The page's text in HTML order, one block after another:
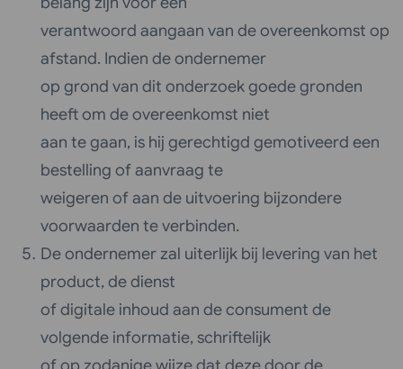
verantwoord aangaan van de overeenkomst op
afstand. Indien de ondernemer
op grond van dit onderzoek goede gronden
heeft om de overeenkomst niet
aan te gaan, is hij gerechtigd gemotiveerd een
bestelling of aanvraag te
weigeren of aan de uitvoering bijzondere
voorwaarden te verbinden.
De ondernemer zal uiterlijk bij levering van het
product, de dienst
of digitale inhoud aan de consument de
volgende informatie, schriftelijk